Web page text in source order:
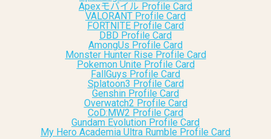
Apexモバイル Profile Card
VALORANT Profile Card
FORTNITE Profile Card
DBD Profile Card
AmongUs Profile Card
Monster Hunter Rise Profile Card
Pokemon Unite Profile Card
FallGuys Profile Card
Splatoon3 Profile Card
Genshin Profile Card
Overwatch2 Profile Card
CoD:MW2 Profile Card
Gundam Evolution Profile Card
My Hero Academia Ultra Rumble Profile Card